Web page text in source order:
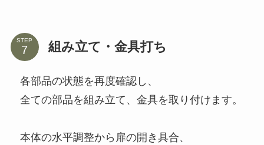
STEP 組み立て・金具打ち
各部品の状態を再度確認し、
全ての部品を組み立て、金具を取り付けます。
本体の水平調整から扉の開き具合、